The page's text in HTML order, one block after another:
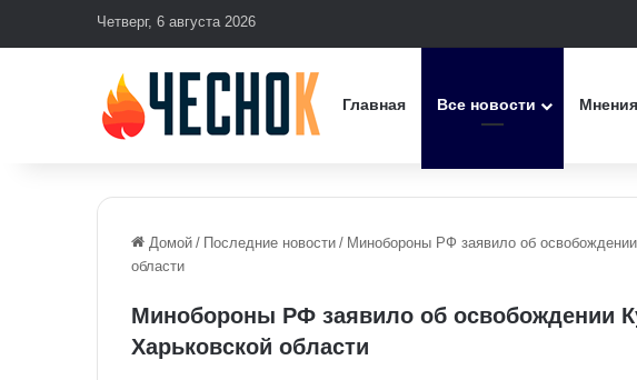
Четверг, 6 августа 2026
Главная Все новости Мнения
Домой / Последние новости / Минобороны РФ заявило об
области
Минобороны РФ заявило об освобождении
Харьковской области